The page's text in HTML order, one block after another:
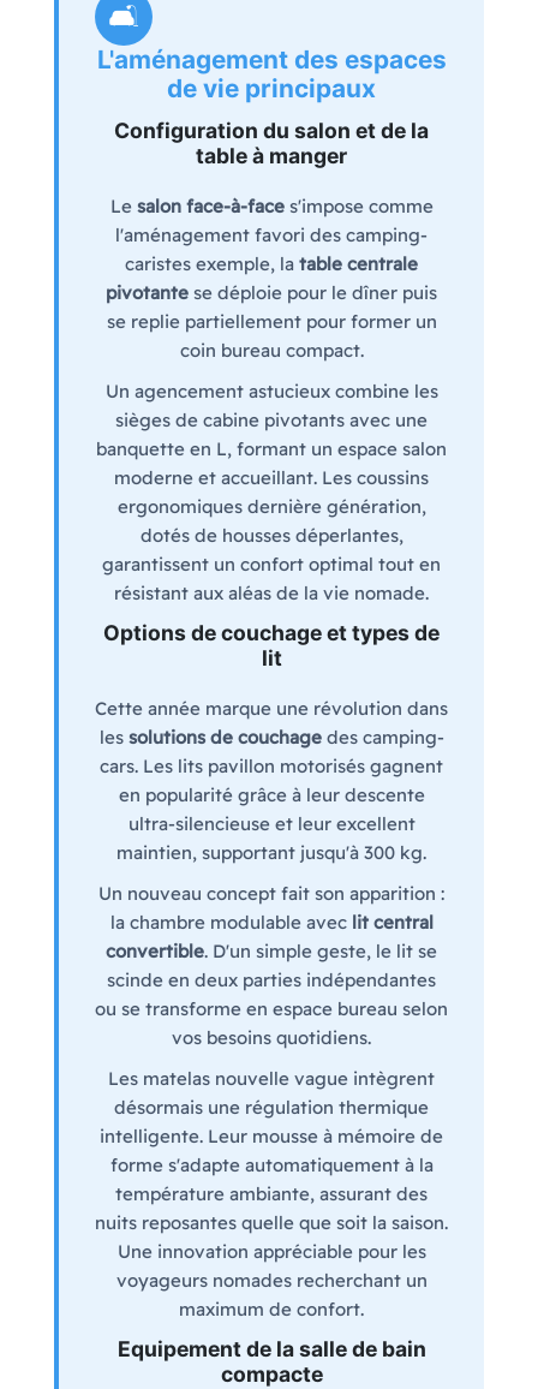
🛋️
L'aménagementdes espaces
de vie principaux
Configuration du salon et de la
table à manger
Le salon face-à-faces'impose comme
l'aménagement favori des camping-
caristes exemple, la table centrale
pivotante se déploie pour le dîner puis
se replie partiellement pour former un
coin bureau compact.
Un agencement astucieux combine les
sièges de cabine pivotants avec une
banquette en L, formant un espace salon
moderne et accueillant. Les coussins
ergonomiques dernière génération,
dotés de housses déperlantes,
garantissent un confort optimal tout en
résistant aux aléas de la vie nomade.
Options de couchage et types de
lit
Cette année marque une révolution dans
les solutions de couchagedes camping-
cars. Les lits pavillon motorisés gagnent
en popularité grâce à leur descente
ultra-silencieuse et leur excellent
maintien, supportant jusqu'à 300 kg.
Un nouveau concept fait son apparition :
la chambre modulable avec lit central
convertible. D'un simple geste, le lit se
scinde en deux parties indépendantes
ou se transforme en espace bureau selon
vos besoins quotidiens.
Les matelas nouvelle vague intègrent
désormais une régulation thermique
intelligente. Leur mousse à mémoire de
forme s'adapte automatiquement à la
température ambiante, assurant des
nuits reposantes quelle que soit la saison.
Une innovation appréciable pour les
voyageurs nomades recherchant un
maximum de confort.
Equipement de la salle de bain
compacte